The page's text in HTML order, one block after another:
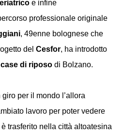
e infine
professionale originale
, 49enne bolognese che
del Cesfor, ha introdotto
case di riposodi Bolzano.
per il mondo l’allora
lavoro per poter vedere
trasferito nella città altoatesina